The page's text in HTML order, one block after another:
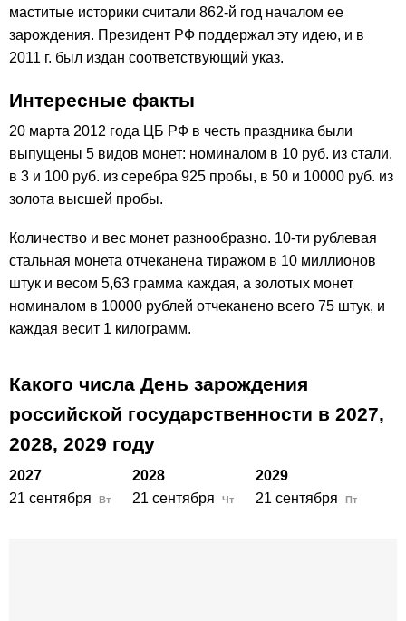
маститые историки считали 862-й год началом ее
зарождения. Президент РФ поддержал эту идею, и в
2011 г. был издан соответствующий указ.
Интересные факты
20 марта 2012 года ЦБ РФ в честь праздника были
выпущены 5 видов монет: номиналом в 10 руб. из стали,
в 3 и 100 руб. из серебра 925 пробы, в 50 и 10000 руб. из
золота высшей пробы.
Количество и вес монет разнообразно. 10-ти рублевая
стальная монета отчеканена тиражом в 10 миллионов
штук и весом 5,63 грамма каждая, а золотых монет
номиналом в 10000 рублей отчеканено всего 75 штук, и
каждая весит 1 килограмм.
Какого числа День зарождения
российской государственности в 2027,
2028, 2029 году
2027 2028
2029
21 сентября
Вт 21 сентября Чт 21 сентября Пт